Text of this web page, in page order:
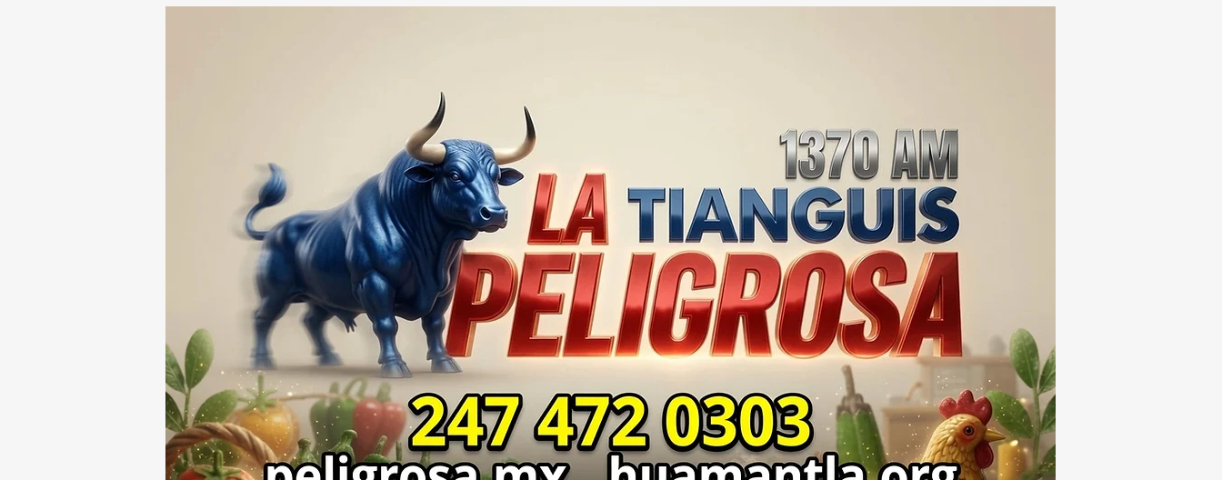
A PRESUNTO
GOBIERNO ADMITE QUE
25 MIL DOSIS DE DROGA